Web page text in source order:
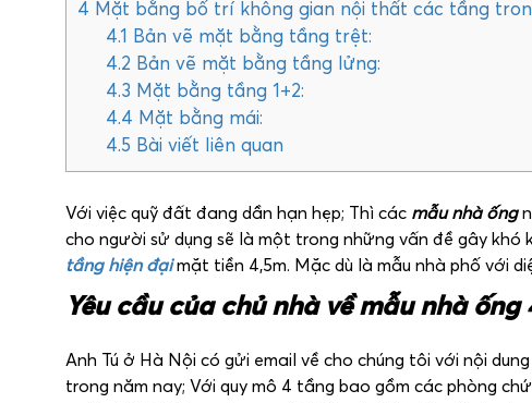
4 Mặt bằng bố trí không gian nội thất các tầng
4.1
Bản vẽ mặt bằng tầng trệt:
4.2 Bản vẽ mặt bằng tầng lửng:
4.3 Mặt bằng tầng 1+2:
4.4 Mặt bằng mái:
4.5 Bài viết liên quan
Với việc quỹ đất đang dần hạn hẹp; Thì các mẫu nhà ống
cho người sử dụng sẽ là một trong những vấn đề gây khó
tầng hiện đạimặt tiền 4,5m. Mặc dù là mẫu nhà phố với
Yêu cầu của chủ nhà về mẫu nhà
Anh Tú ở Hà Nội có gửi email về cho chúng tôi với nội
trong năm nay; Với quy mô 4 tầng bao gồm các phòng